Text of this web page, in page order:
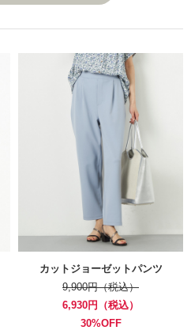
カットジョーゼットパンツ
9,900円（税込）
6,930円（税込）
30%OFF